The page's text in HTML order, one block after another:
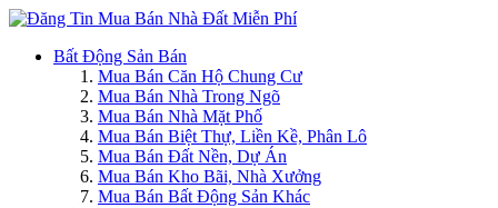
Bất Động Sản Bán
Mua Bán Căn Hộ Chung Cư
Mua Bán Nhà Trong Ngõ
Mua Bán Nhà Mặt Phố
Mua Bán Biệt Thự, Liền Kề, Phân Lô
Mua Bán Đất Nền, Dự Án
Mua Bán Kho Bãi, Nhà Xưởng
Mua Bán Bất Động Sản Khác